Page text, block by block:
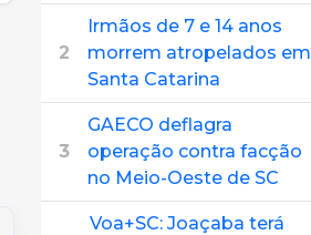
2
Irmãos de 7 e 14 anos
morrem atropelados em
Santa Catarina
3
GAECO deflagra
operação contra facção
no Meio-Oeste de SC
Voa+SC: Joaçaba terá